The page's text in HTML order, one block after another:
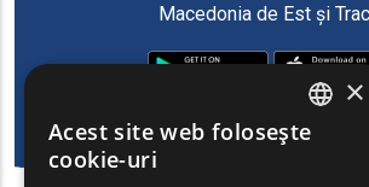
Macedonia de Est și
ENGLISH
×
Acest site web folosește
cookie-uri